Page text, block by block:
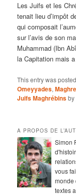
Les Juifs et les
tenait lieu d’impôt
qui composait
sur l’avis de son
Muhammad (Ibn
la Capitation mais
This entry was
Omeyyades,
Juifs Maghrébinsby
A PROPOS DE
Simon
vous
monde
textes